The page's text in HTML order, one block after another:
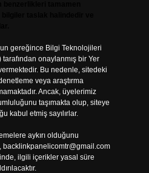
gereğince Bilgi Teknolojileri
onaylanmış bir Yer
Bu nedenle, sitedeki
veya araştırma
Ancak, üyelerimiz
taşımakta olup, siteye
kabul etmiş sayılırlar.
aykırı olduğunu
backlinkpanelicomtr@gmail.com
ilgili içerikler yasal süre